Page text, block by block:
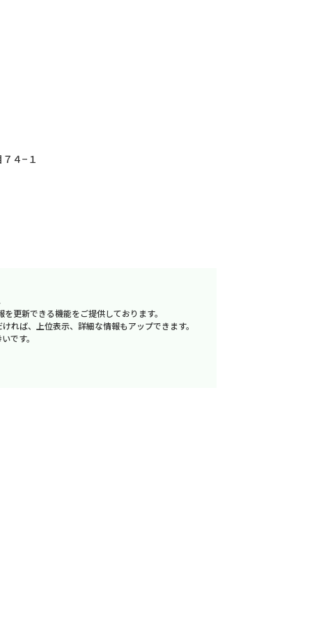
４−１
更新できる機能をご提供しております。
れば、上位表示、詳細な情報もアップできます。
です。